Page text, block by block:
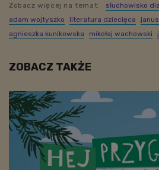
Zobacz więcej na temat: słuchowisko
adam wojtyszko
literatura dziecięca
agnieszka kunikowska
mikołaj wachowski
ZOBACZ TAKŻE